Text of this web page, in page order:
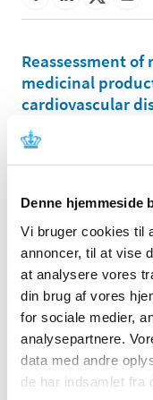
Denne hjemmeside
Vi bruger cookies til
annoncer, til at vise
at analysere vores
din brug af vores
for sociale medier,
analysepartnere.
data med andre
de har indsamlet fra
Reassessment
medicinal
cardiovascular
14 February 2008
Following a request
the Reimbursement
All items (70)
2013 (3)
2012 (11)
2011 (13)
2010 (9)
2009 (14)